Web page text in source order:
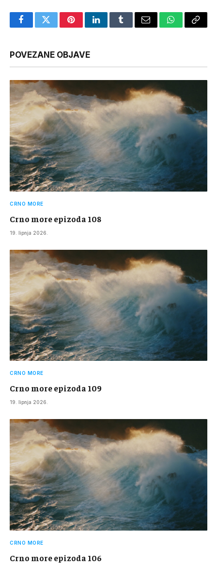
FacebookTwitterPinterestLinkedInTumblrEmail WhatsApp
Copy
POVEZANE OBJAVE
CRNO MORE
Crno more epizoda 108
19. lipnja 2026.
CRNO MORE
Crno more epizoda 109
19. lipnja 2026.
CRNO MORE
Crno more epizoda 106